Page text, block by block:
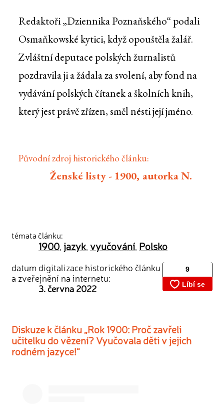
Redaktoři „Dziennika Poznaňského“ podali
Osmaňkowské kytici, když opouštěla žalář.
Zvláštní deputace polských žurnalistů
pozdravila ji a žádala za svolení, aby fond na
vydávání polských čítanek a školních knih,
který jest právě zřízen, směl nésti její jméno.
Původní zdroj historického článku:
Ženské listy - 1900, autorka N.
témata článku:
1900, jazyk, vyučování, Polsko
datum digitalizace historického článku
a zveřejnění na internetu:
3. června 2022
Diskuze k článku „Rok 1900: Proč zavřeli
učitelku do vězení? Vyučovala děti v jejich
rodném jazyce!“